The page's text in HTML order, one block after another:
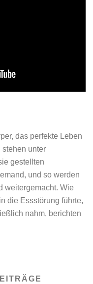
das perfekte Leben
stehen unter
gestellten
und so werden
weitergemacht. Wie
die Essstörung führte,
nahm, berichten